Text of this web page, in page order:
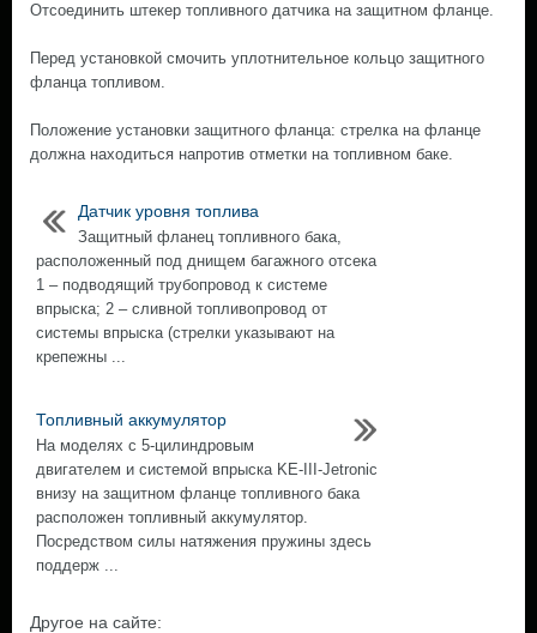
Отсоединить штекер топливного датчика на защитном фланце.
Перед установкой смочить уплотнительное кольцо защитного
фланца топливом.
Положение установки защитного фланца: стрелка на фланце
должна находиться напротив отметки на топливном баке.
Датчик уровня топлива
Защитный фланец топливного бака,
расположенный под днищем багажного отсека
1 – подводящий трубопровод к системе
впрыска; 2 – сливной топливопровод от
системы впрыска (стрелки указывают на
крепежны ...
Топливный аккумулятор
На моделях с 5-цилиндровым
двигателем и системой впрыска KE-III-Jetronic
внизу на защитном фланце топливного бака
расположен топливный аккумулятор.
Посредством силы натяжения пружины здесь
поддерж ...
Другое на сайте: